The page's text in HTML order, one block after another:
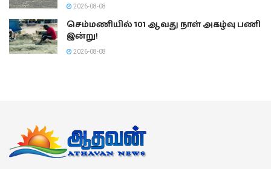
2026-08-08
செம்மணியில் 101 ஆவது நாள் அகழ்வு பணி
இன்று!
2026-08-08